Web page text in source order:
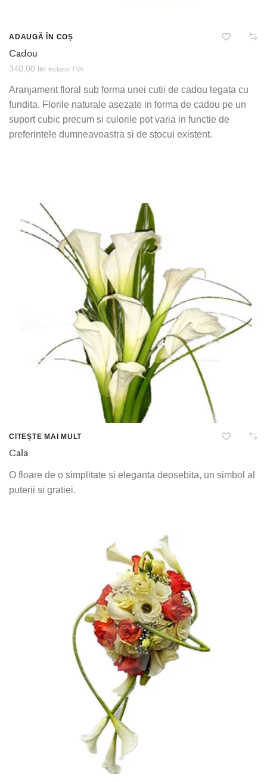
ADAUGĂ ÎN COȘ
Cadou
340,00 lei inclusiv TVA
Aranjament floral sub forma unei cutii de cadou legata cu
fundita. Florile naturale asezate in forma de cadou pe un
suport cubic precum si culorile pot varia in functie de
preferintele dumneavoastra si de stocul existent.
CITEȘTE MAI MULT
Cala
O floare de o simplitate si eleganta deosebita, un simbol al
puterii si gratiei.